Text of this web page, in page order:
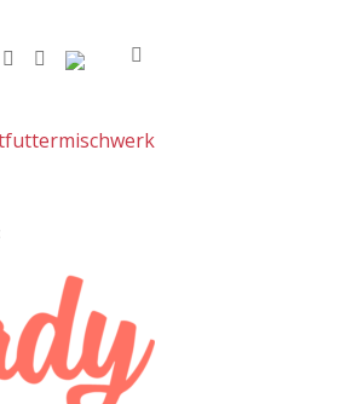
soundcloud
vimeo Bluesky